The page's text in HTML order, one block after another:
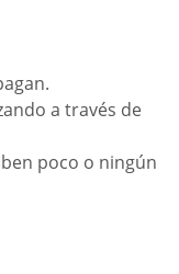
a través de
poco o ningún